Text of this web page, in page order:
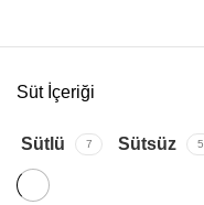
Süt İçeriği
Sütlü 7 Sütsüz 5